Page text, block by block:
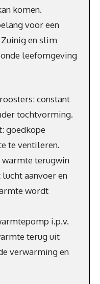
komen.
voor een
en slim
leefomgeving
constant
tochtvorming.
goedkope
te ventileren.
terugwin
aanvoer en
wordt
i.p.v.
terug uit
verwarming en